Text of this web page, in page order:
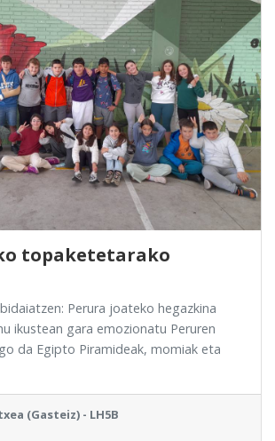
topaketetarako
Perura joateko hegazkina
ikustean gara emozionatu Peruren
da Egipto Piramideak, momiak eta
(Gasteiz) - LH5B